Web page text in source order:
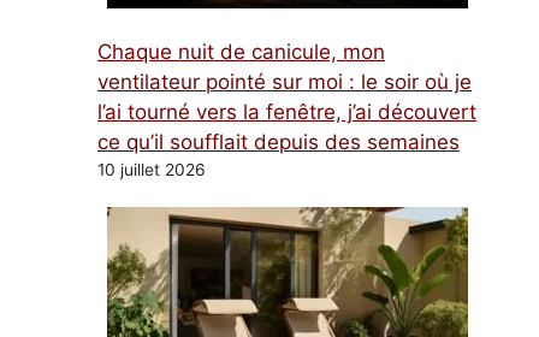
Chaque nuit de canicule, mon
ventilateur pointé sur moi : le soir où je
l’ai tourné vers la fenêtre, j’ai découvert
ce qu’il soufflait depuis des semaines
10 juillet 2026